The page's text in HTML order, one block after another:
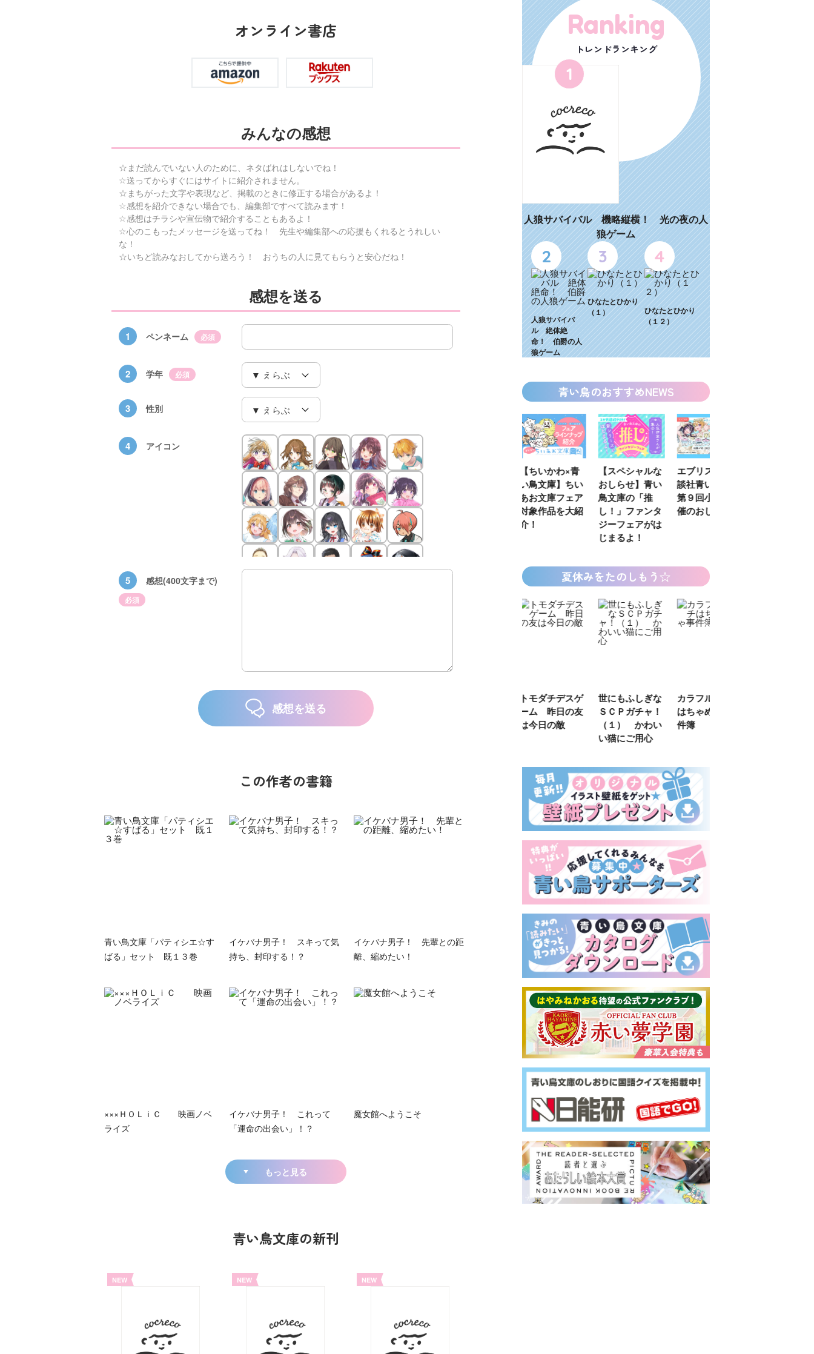
オンライン書店
みんなの感想
☆まだ読んでいない人のために、ネタばれはしないでね！
☆送ってからすぐにはサイトに紹介されません。
☆まちがった文字や表現など、掲載のときに修正する場合があるよ！
☆感想を紹介できない場合でも、編集部ですべて読みます！
☆感想はチラシや宣伝物で紹介することもあるよ！
☆心のこもったメッセージを送ってね！ 先生や編集部への応援もくれるとうれしい
な！
☆いちど読みなおしてから送ろう！ おうちの人に見てもらうと安心だね！
感想を送る
1 ペンネーム 必須
2 学年 必須
3 性別
4 アイコン
5 感想(400文字まで)
必須
感想を送る
この作者の書籍
青い鳥文庫「パティシエ☆す
ばる」セット 既１３巻
イケバナ男子！ スキって気
持ち、封印する！？
イケバナ男子！ 先輩との距
離、縮めたい！
×××ＨＯＬｉＣ 映画ノベ
ライズ
イケバナ男子！ これって
「運命の出会い」！？
魔女館へようこそ
もっと見る
青い鳥文庫の新刊
NEW NEW NEW
Ranking
トレンドランキング
1
人狼サバイバル 機略縦横！ 光の夜の人
狼ゲーム
2
人狼サバイバ
ル 絶体絶
命！ 伯爵の人
狼ゲーム
3
ひなたとひかり
（１）
4
ひなたとひかり
（１２）
青い鳥のおすすめNEWS
【速報】『黒魔
る‼』ついにコ
ミカライズ！
KZ高校生編、つ
いに始動！ 限
定特典＆ヒミツ
の参加企画も!?
ゴールデンウィ
ークにいっき読
み！ 青い鳥文
庫の名作「電子
合本版」おすす
め
【ちいかわ×青
い鳥文庫】ちい
あお文庫フェア
対象作品を大紹
【スペシャルな
おしらせ】青い
鳥文庫の「推
し！」ファンタ
ジーフェアがは
じまるよ！
エブリスタ×講
談社青い鳥文庫
第９回小説賞開
催のおしらせ
夏休みをたのしもう☆
世にもふしぎな
ＳＣＰガチャ！
（１） かわい
はちゃめちゃ事
件簿
長浜高校水族館
トモダチデスゲ
ーム 昨日の友
は今日の敵
世にもふしぎな
ＳＣＰガチャ！
（１） かわい
い猫にご用心
カラフルピーチ
はちゃめちゃ事
件簿